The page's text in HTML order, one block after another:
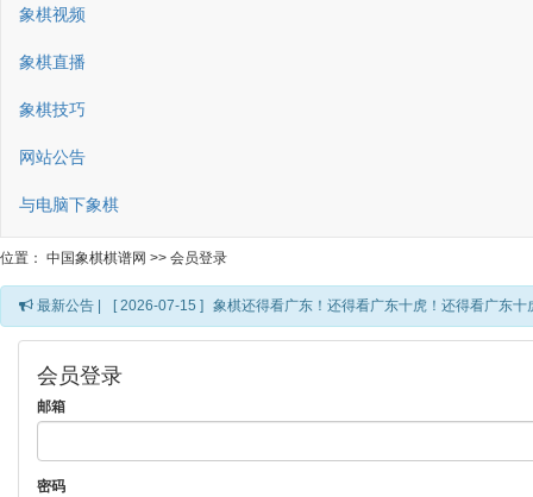
象棋视频
象棋直播
象棋技巧
网站公告
与电脑下象棋
位置： 中国象棋棋谱网 >> 会员登录
最新公告 | [ 2026-07-15 ] 象棋还得看广东！还得看广东十虎！还得看广东十
会员登录
邮箱
密码